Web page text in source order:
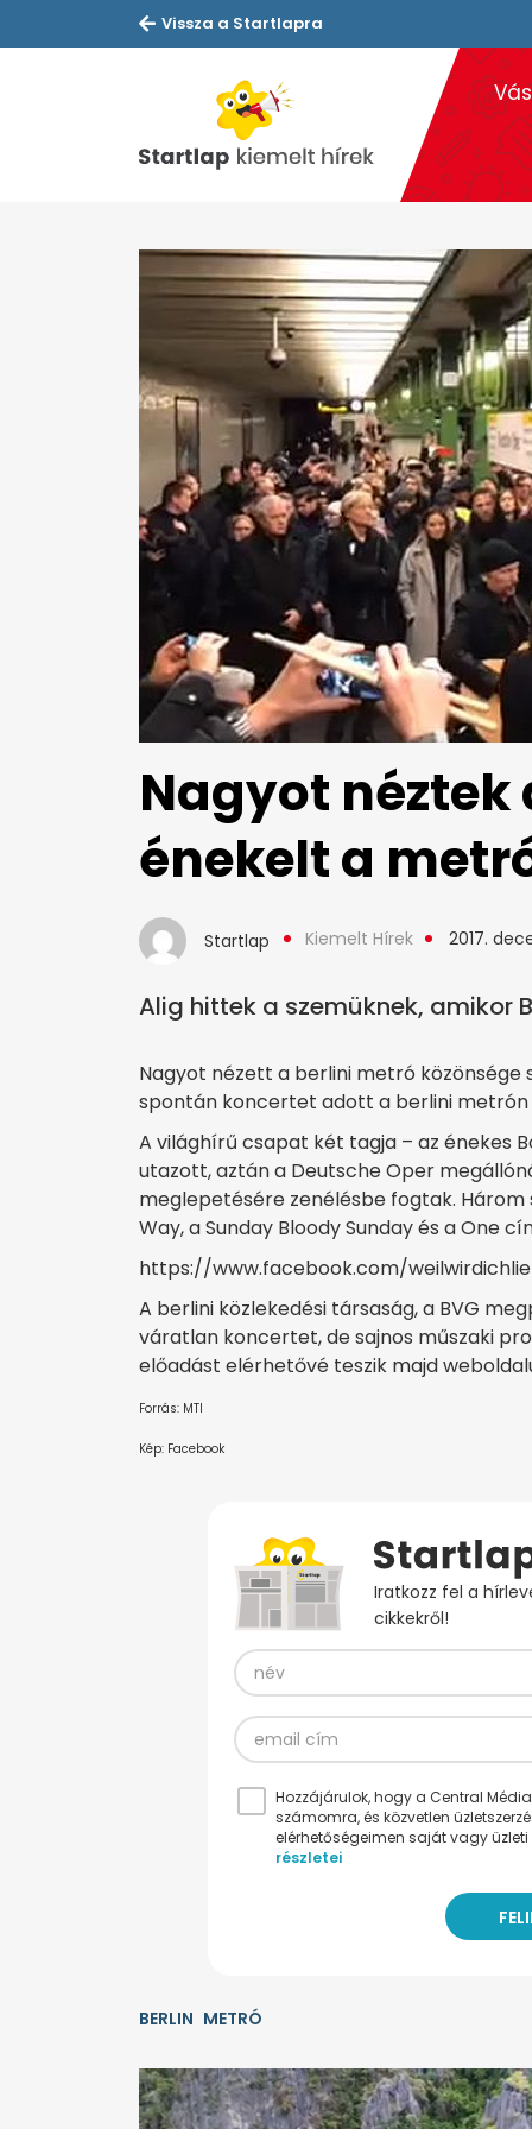
Vissza a Startlapra
Nagyot néztek
énekelt a
Startlap Kiemelt Hírek 2017.
Alig hittek a szemüknek, amikor
Nagyot nézett a berlini metró közönsége
spontán koncertet adott a berlini metrón
A világhírű csapat két tagja – az énekes
utazott, aztán a Deutsche Oper
meglepetésére zenélésbe fogtak. Három
Way, a Sunday Bloody Sunday és a One
https://www.facebook.com/
A berlini közlekedési társaság, a BVG
váratlan koncertet, de sajnos műszaki
előadást elérhetővé teszik majd
Forrás: MTI
Kép: Facebook
Iratkozz fel a
cikkekről!
Hozzájárulok, hogy a Central
számomra, és közvetlen
elérhetőségeimen saját vagy
részletei
BERLIN METRÓ